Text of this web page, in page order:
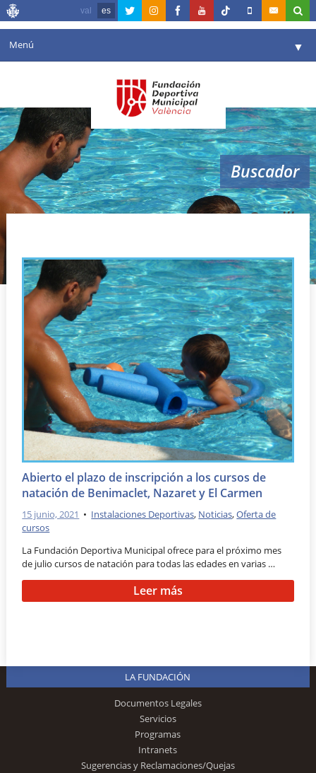
val es
Menú ▼
Agenda
Instalaciones ▼
Comunicación ▼
Valencia en deporte ▼
Reservas
Buscador
Cursillos
Abierto el plazo de inscripción a los cursos de
natación de Benimaclet, Nazaret y El Carmen
15 junio, 2021 • Instalaciones Deportivas, Noticias,Oferta de
cursos
La Fundación Deportiva Municipal ofrece para el próximo mes
de julio cursos de natación para todas las edades en varias …
Leer más
LA FUNDACIÓN
Documentos Legales
Servicios
Programas
Intranets
Sugerencias y Reclamaciones/Quejas